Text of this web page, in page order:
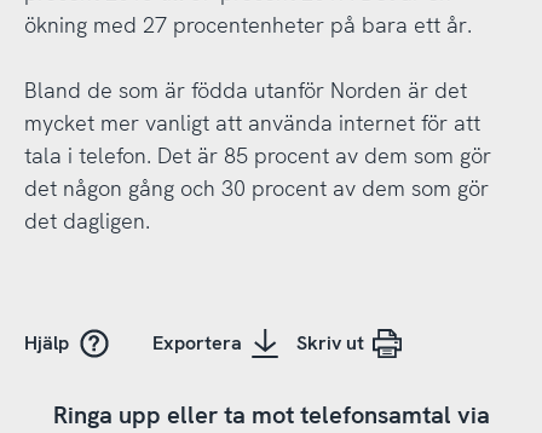
ökning med 27 procentenheter på bara ett år.
Bland de som är födda utanför Norden är det
mycket mer vanligt att använda internet för att
tala i telefon. Det är 85 procent av dem som gör
det någon gång och 30 procent av dem som gör
det dagligen.
Hjälp Exportera Skriv ut
Ringa upp eller ta mot telefonsamtal via